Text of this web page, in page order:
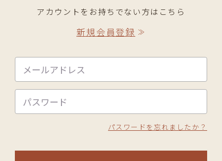
アカウントをお持ちでない方はこちら
新規会員登録 ≫
パスワードを忘れましたか？